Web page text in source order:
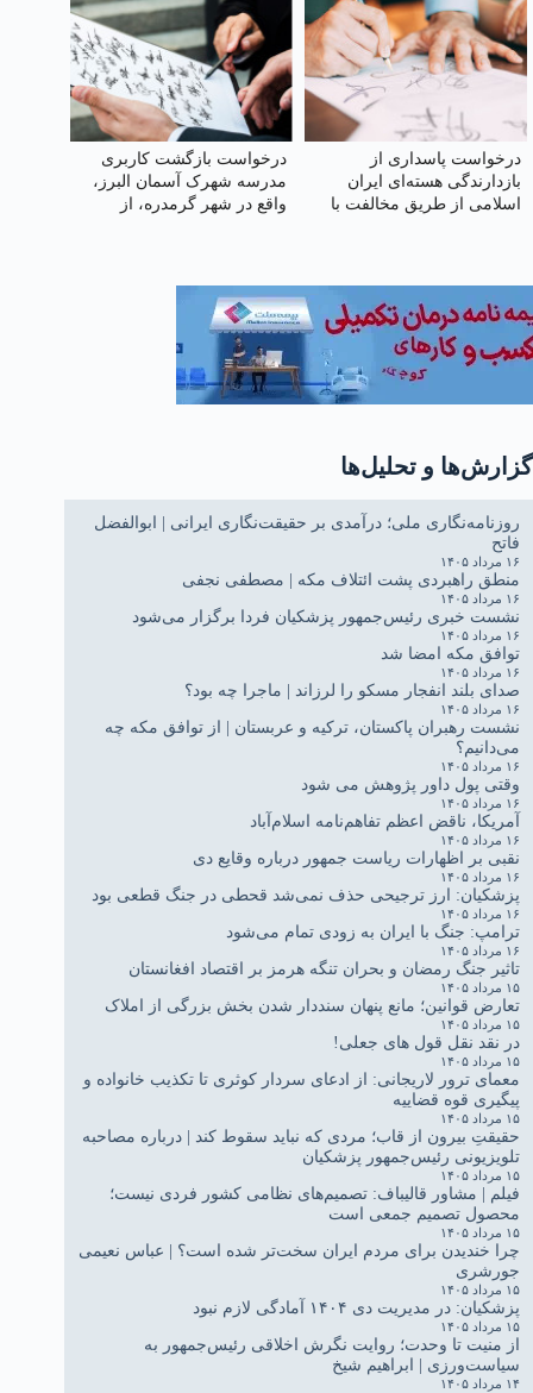
درخواست پاسداری از
بازدارندگی هسته‌ای ایران
اسلامی از طریق مخالفت با
درخواست بازگشت کاربری
مدرسه شهرک آسمان البرز،
واقع در شهر گرمدره، از
گزارش‌ها و تحلیل‌ها
روزنامه‌نگاری ملی؛ درآمدی بر حقیقت‌نگاری ایرانی | ابوالفضل
فاتح
۱۶ مرداد ۱۴۰۵
منطق راهبردی پشت ائتلاف مکه | مصطفی نجفی
۱۶ مرداد ۱۴۰۵
نشست خبری رئیس‌جمهور پزشکیان فردا برگزار می‌شود
۱۶ مرداد ۱۴۰۵
توافق مکه امضا شد
۱۶ مرداد ۱۴۰۵
صدای بلند انفجار مسکو را لرزاند | ماجرا چه بود؟
۱۶ مرداد ۱۴۰۵
نشست رهبران پاکستان، ترکیه و عربستان | از توافق مکه چه
می‌دانیم؟
۱۶ مرداد ۱۴۰۵
وقتی پول داور پژوهش می شود
۱۶ مرداد ۱۴۰۵
آمریکا، ناقض اعظم تفاهم‌نامه اسلام‌آباد
۱۶ مرداد ۱۴۰۵
نقبی بر اظهارات ریاست جمهور درباره وقایع دی
۱۶ مرداد ۱۴۰۵
پزشکیان: ارز ترجیحی حذف نمی‌شد قحطی در جنگ قطعی بود
۱۶ مرداد ۱۴۰۵
ترامپ: جنگ با ایران به زودی تمام می‌شود
۱۶ مرداد ۱۴۰۵
تاثیر جنگ رمضان و بحران تنگه هرمز بر اقتصاد افغانستان
۱۵ مرداد ۱۴۰۵
تعارض قوانین؛ مانع پنهان سنددار شدن بخش بزرگی از املاک
۱۵ مرداد ۱۴۰۵
در نقد نقل قول های جعلی!
۱۵ مرداد ۱۴۰۵
معمای ترور لاریجانی: از ادعای سردار کوثری تا تکذیب خانواده و
پیگیری قوه قضاییه
۱۵ مرداد ۱۴۰۵
حقیقتِ بیرون از قاب؛ مردی که نباید سقوط کند | درباره مصاحبه
تلویزیونی رئیس‌جمهور پزشکیان
۱۵ مرداد ۱۴۰۵
فیلم | مشاور قالیباف: تصمیم‌های نظامی کشور فردی نیست؛
محصول تصمیم جمعی است
۱۵ مرداد ۱۴۰۵
چرا خندیدن برای مردم ایران سخت‌تر شده است؟ | عباس نعیمی
جورشری
۱۵ مرداد ۱۴۰۵
پزشکیان: در مدیریت دی ۱۴۰۴ آمادگی لازم نبود
۱۵ مرداد ۱۴۰۵
از منیت تا وحدت؛ روایت نگرش اخلاقی رئیس‌جمهور به
سیاست‌ورزی | ابراهیم شیخ
۱۴ مرداد ۱۴۰۵